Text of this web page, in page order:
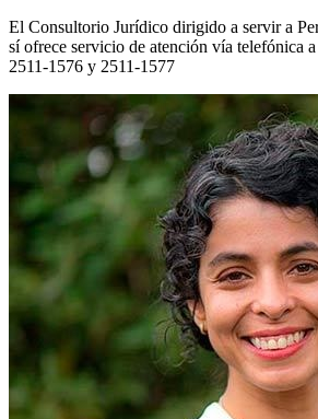
El Consultorio Jurídico dirigido a servir a
sí ofrece servicio de atención vía telefónica
2511-1576 y 2511-1577